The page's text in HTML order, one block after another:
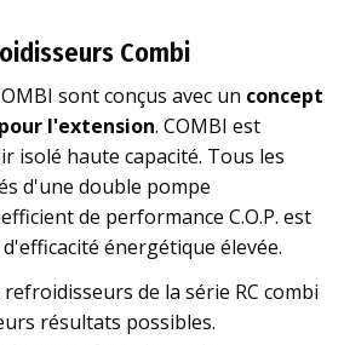
Combi
sont conçus avec un concept
l'extension. COMBI est
isolé haute capacité. Tous les
d'une double pompe
de performance C.O.P. est
énergétique élevée.
de la série RC combi
résultats possibles.